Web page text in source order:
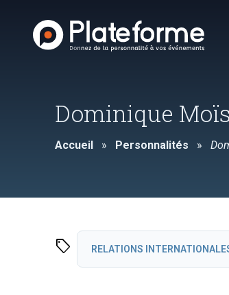
Dominique
Accueil » Personnalités »
sell RELATIONS